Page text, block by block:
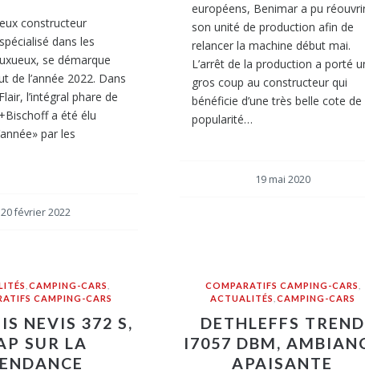
constructeur
dans les
se démarque
de l’année 2022. Dans
l’intégral phare de
a été élu
par les
20 février 2022
européens, Benimar a pu
son unité de production afin de
relancer la machine début mai.
L’arrêt de la production a porté
gros coup au constructeur qui
bénéficie d’une très belle cote de
popularité…
19 mai 2020
CAMPING-CARS
CAMPING-CARS
NEVIS 372 S,
SUR LA
COMPARATIFS CAMPING-CARS
ACTUALITÉS CAMPING-CARS
DETHLEFFS TREND
I7057 DBM,
APAISANTE